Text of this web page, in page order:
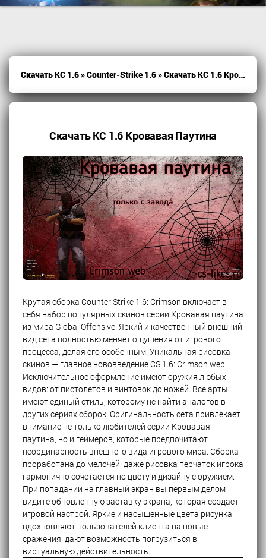
Скачать КС 1.6»Counter-Strike 1.6» Скачать КС 1.6 Кровавая Паутина
Скачать КС 1.6 Кровавая Паутина
Крутая сборка Counter Strike 1.6: Crimson включает в
себя набор популярных скинов серии Кровавая паутина
из мира Global Offensive. Яркий и качественный внешний
вид сета полностью меняет ощущения от игрового
процесса, делая его особенным. Уникальная рисовка
скинов — главное нововведение CS 1.6: Crimson web.
Исключительное оформление имеют оружия любых
видов: от пистолетов и винтовок до ножей. Все арты
имеют единый стиль, которому не найти аналогов в
других сериях сборок. Оригинальность сета привлекает
внимание не только любителей серии Кровавая
паутина, но и геймеров, которые предпочитают
неординарность внешнего вида игрового мира. Сборка
проработана до мелочей: даже рисовка перчаток игрока
гармонично сочетается по цвету и дизайну с оружием.
При попадании на главный экран вы первым делом
видите обновленную заставку экрана, которая создает
игровой настрой. Яркие и насыщенные цвета рисунка
вдохновляют пользователей клиента на новые
сражения, дают возможность погрузиться в
виртуальную действительность.